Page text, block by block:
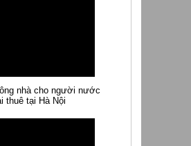
nhà cho người nước
thuê tại Hà Nội